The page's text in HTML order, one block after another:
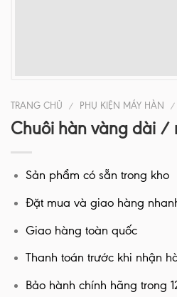
TRANG CHỦ / PHỤ KIỆN MÁY HÀN /
Chuôi hàn vàng dài /
Sản phẩm có sẵn trong kho
Đặt mua và giao hàng
Giao hàng toàn quốc
Thanh toán trước khi nhận
Bảo hành chính hãng trong